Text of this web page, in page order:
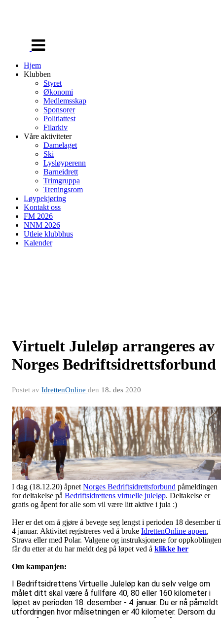
navigasjon
Hjem
Klubben
Styret
Økonomi
Medlemsskap
Sponsorer
Politiattest
Filarkiv
Våre aktiviteter
Damelaget
Ski
Lysløyperenn
Barneidrett
Trimgruppa
Treningsrom
Løypekjøring
Kontakt oss
FM 2026
NNM 2026
Utleie klubbhus
Kalender
Virtuelt Juleløp arrangeres av
Norges Bedriftsidrettsforbund
Postet av IdrettenOnline den 18. des 2020
I dag (18.12.20) åpnet Norges Bedriftsidrettsforbund påmeldingen
for deltakelse på Bedriftsidrettens virtuelle juleløp. Deltakelse er
gratis og åpent for alle som vil være litt aktive i jula :)
Her er det om å gjøre å bevege seg lengst i perioden 18 desember
4 januar. Aktivitet registreres ved å bruke IdrettenOnline appen,
Strava eller med Polar. Valgene og instruksjonene for oppkoblingen
får du etter at du har meldt deg på løpet ved å klikke her
Om kampanjen:
I Bedriftsidrettens Virtuelle Juleløp kan du selv velge om
målet ditt skal være å fullføre 40, 80 eller 160 kilometer i
løpet av perioden 18. desember - 4. januar. Du er nå påmeldt
utfordringen hvor målsetningen er 40 kilometer. Dersom du